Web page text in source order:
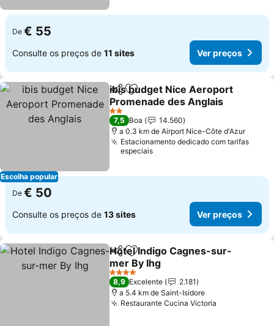
De € 55
Consulte os preços de 11 sites Ver preços
Escolha popular
PartilharAdicionar aos favoritos
ibis budget Nice Aeroport
Promenade des Anglais
Ver preços
2 Estrelas
7,5 Boa
14.560
a 0.3 km de Airport Nice-Côte d'Azur
Estacionamento dedicado com tarifas
especiais
De € 50
Consulte os preços de 13 sites Ver preços
PartilharAdicionar aos favoritos
Hotel Indigo Cagnes-sur-
mer By Ihg
Ver preços
4 Estrelas
8,9 Excelente
2.181
a 5.4 km de Saint-Isidore
Restaurante Cucina Victoria